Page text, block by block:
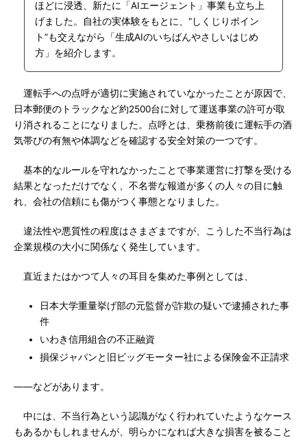
ほどに浸透、新たに「AIエージェント」事業も立ち上
げました。自社の実体験をもとに、“しくじりポイン
ト”も交えながら「生成AIのいちばんやさしいはじめ
方」を紹介します。
運転手への点呼が適切に実施されていなかったことが原因で、
日本郵便のトラックなど約2500台に対して運送事業の許可が取
り消されることになりました。点呼とは、乗務前後に運転手の酒
気帯びの有無や体調などを確認する安全対策の一つです。
基本的なルールを守れなかったことで事業運営に打撃を受ける
結果となっただけでなく、不名誉な報道が多くの人々の目に触
れ、会社の信頼にも傷がつく事態となりました。
違法性や悪質性の程度はさまざまですが、こうした不当行為は
企業規模の大小に関係なく発生しています。
直近またはかつて人々の耳目を集めた事例としては、
日本大学重量挙げ部の元監督が詐欺の疑いで逮捕された事
件
いわき信用組合の不正融資
損保ジャパンと旧ビッグモーター社による保険金不正請求
――などがあります。
中には、不当行為という認識がなく行われていたようなケース
もあるかもしれませんが、明らかになれば大きな損害を被ること